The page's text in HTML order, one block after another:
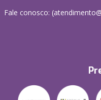
Fale conosco: